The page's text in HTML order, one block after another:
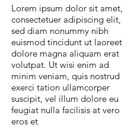
Lorem ipsum dolor sit amet,
consectetuer adipiscing elit,
sed diam nonummy nibh
euismod tincidunt ut laoreet
dolore magna aliquam erat
volutpat. Ut wisi enim ad
minim veniam, quis nostrud
exerci tation ullamcorper
suscipit, vel illum dolore eu
feugiat nulla facilisis at vero
eros et